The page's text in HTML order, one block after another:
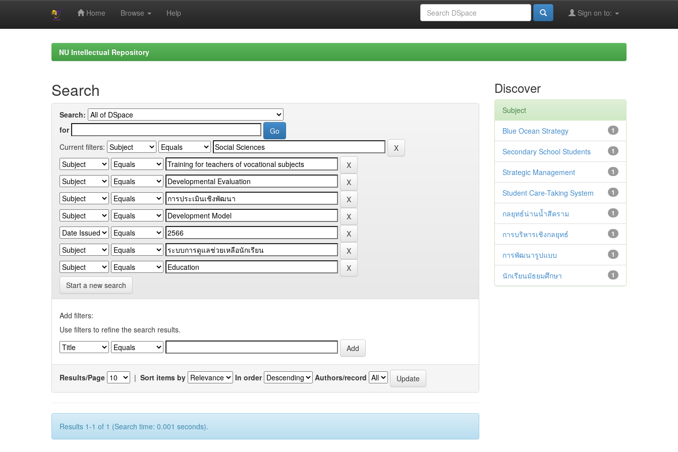
Home Browse Help Sign on to:
NU Intellectual Repository
Search
Search:
for
Current filters:
Start a new search
Add filters:
Use filters to refine the search results.
Results/Page | Sort items by In order Authors/record
Results 1-1 of 1 (Search time: 0.001 seconds).
Discover
Subject
1
Blue Ocean Strategy
1
Secondary School Students
1
Strategic Management
1
Student Care-Taking System
1
กลยุทธ์น่านน้ำสีคราม
1
การบริหารเชิงกลยุทธ์
1
การพัฒนารูปแบบ
1
นักเรียนมัธยมศึกษา